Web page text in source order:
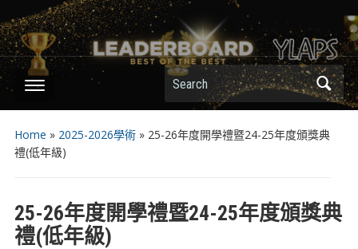
Search
Home » 2025-2026學術» 25-26年度開學禮暨24-25年度頒獎典
禮(低年級)
25-26年度開學禮暨24-25年度頒獎典
禮(低年級)